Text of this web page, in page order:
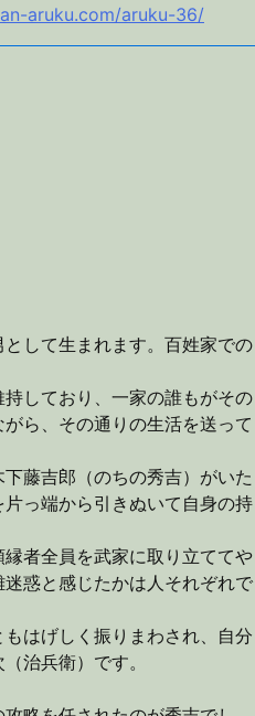
aruku.com/aruku-36/
して生まれます。百姓家での
しており、一家の誰もがその
ら、その通りの生活を送って
藤吉郎（のちの秀吉）がいた
っ端から引きぬいて自身の持
者全員を武家に取り立ててや
惑と感じたかは人それぞれで
はげしく振りまわされ、自分
治兵衛）です。